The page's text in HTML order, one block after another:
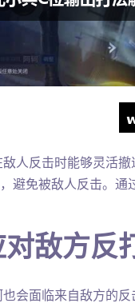
人反击时能够灵活
避免被敌人反击。
敌方反
会面临来自敌方的